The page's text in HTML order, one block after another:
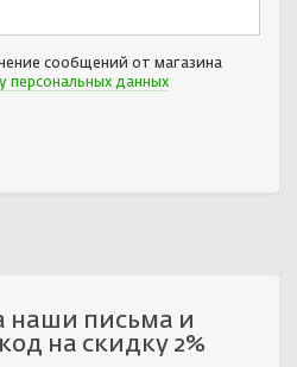
сообщений от магазина
персональных данных
наши письма и
на скидку 2%